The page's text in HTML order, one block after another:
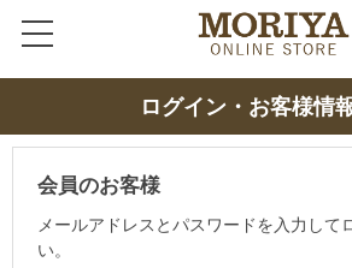
ログイン・お客様情
会員のお客様
メールアドレスとパスワードを入力して
い。